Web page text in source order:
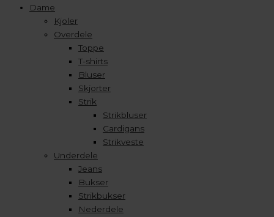
Dame
Kjoler
Overdele
Toppe
T-shirts
Bluser
Skjorter
Strik
Strikbluser
Cardigans
Strikveste
Underdele
Jeans
Bukser
Strikbukser
Nederdele